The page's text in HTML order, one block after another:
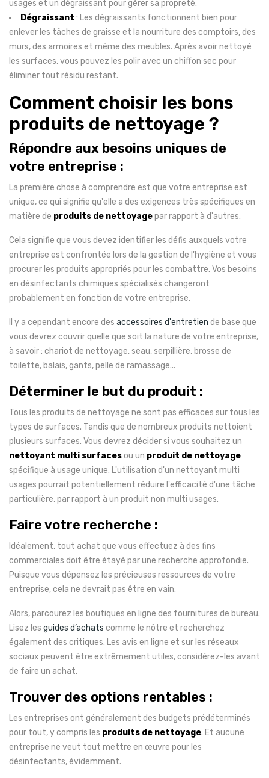
usages et un dégraissant pour gérer sa propreté.
Dégraissant : Les dégraissants fonctionnent bien pour
enlever les tâches de graisse et la nourriture des comptoirs, des
murs, des armoires et même des meubles. Après avoir nettoyé
les surfaces, vous pouvez les polir avec un chiffon sec pour
éliminer tout résidu restant.
Comment choisir les bons
produits de nettoyage ?
Répondre aux besoins uniques de
votre entreprise :
La première chose à comprendre est que votre entreprise est
unique, ce qui signifie qu'elle a des exigences très spécifiques en
matière de produits de nettoyagepar rapport à d'autres.
Cela signifie que vous devez identifier les défis auxquels votre
entreprise est confrontée lors de la gestion de l'hygiène et vous
procurer les produits appropriés pour les combattre. Vos besoins
en désinfectants chimiques spécialisés changeront
probablement en fonction de votre entreprise.
Il y a cependant encore des accessoires d'entretien de base que
vous devrez couvrir quelle que soit la nature de votre entreprise,
à savoir : chariot de nettoyage, seau, serpillière, brosse de
toilette, balais, gants, pelle de ramassage...
Déterminer le but du produit :
Tous les produits de nettoyage ne sont pas efficaces sur tous les
types de surfaces. Tandis que de nombreux produits nettoient
plusieurs surfaces. Vous devrez décider si vous souhaitez un
nettoyant multi surfacesou un produit de nettoyage
spécifique à usage unique. L'utilisation d'un nettoyant multi
usages pourrait potentiellement réduire l'efficacité d'une tâche
particulière, par rapport à un produit non multi usages.
Faire votre recherche :
Idéalement, tout achat que vous effectuez à des fins
commerciales doit être étayé par une recherche approfondie.
Puisque vous dépensez les précieuses ressources de votre
entreprise, cela ne devrait pas être en vain.
Alors, parcourez les boutiques en ligne des fournitures de bureau.
Lisez les guides d’achats comme le nôtre et recherchez
également des critiques. Les avis en ligne et sur les réseaux
sociaux peuvent être extrêmement utiles, considérez-les avant
de faire un achat.
Trouver des options rentables :
Les entreprises ont généralement des budgets prédéterminés
pour tout, y compris les produits de nettoyage. Et aucune
entreprise ne veut tout mettre en œuvre pour les
désinfectants, évidemment.